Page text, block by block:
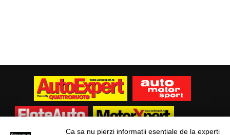
Ca sa nu pierzi informatii esentiale de la experti